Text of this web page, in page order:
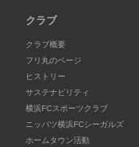
クラブ
クラブ概要
フリ丸のページ
ヒストリー
サステナビリティ
横浜FCスポーツクラブ
ニッパツ横浜FCシーガルズ
ホームタウン活動